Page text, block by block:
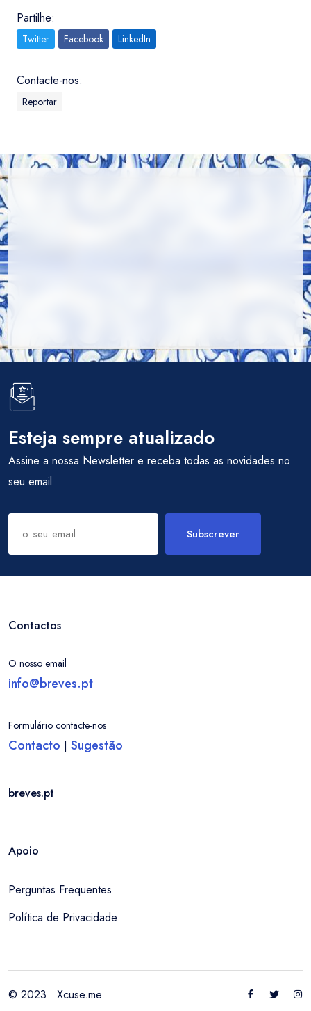
Entrar / Criar Conta Localidade
Partilhe:
Twitter Facebook LinkedIn
Contacte-nos:
Reportar
Esteja sempre atualizado
Assine a nossa Newsletter e receba todas as novidades no
seu email
Subscrever
Contactos
O nosso email
info@breves.pt
Formulário contacte-nos
Contacto | Sugestão
breves.pt
Apoio
Perguntas Frequentes
Política de Privacidade
© 2023 Xcuse.me